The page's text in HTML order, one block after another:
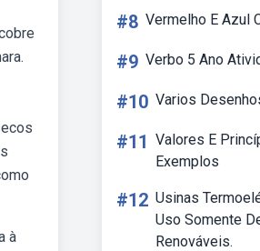
à
#8 Vermelho E Azul
#9 Verbo 5 Ano
#10 Varios
#11 Valores E
Exemplos
#12 Usinas
Uso Somente
Renováveis.